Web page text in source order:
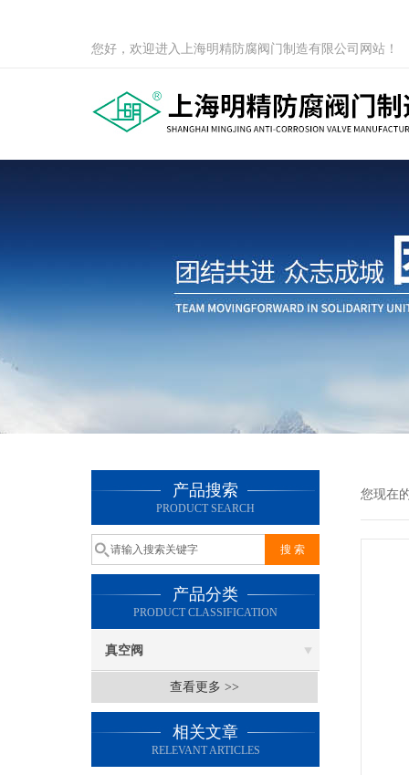
您好，欢迎进入上海明精防腐阀门制造有限公司网站！
产品搜索
PRODUCT SEARCH
产品分类
PRODUCT CLASSIFICATION
真空阀
查看更多 >>
相关文章
RELEVANT ARTICLES
您现在